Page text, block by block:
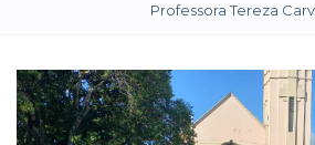
Professora Tereza